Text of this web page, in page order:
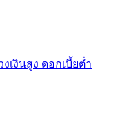
เงินสูง ดอกเบี้ยต่ำ